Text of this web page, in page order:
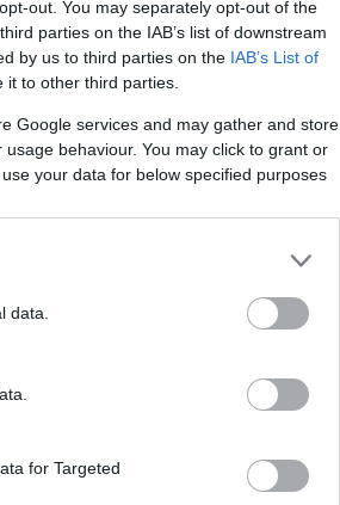
out. You may separately opt-out of the
parties on the IAB’s list of downstream
by us to third parties on the IAB’s List of
to other third parties.
Google services and may gather and store
behaviour. You may click to grant or
your data for below specified purposes
data.
for Targeted
tegnap tárgyaltak a POSZF
kérdésekről.
és megbeszélték
fasiszta